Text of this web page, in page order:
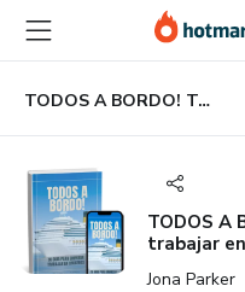
principal
página
de
página
TODOS A BORDO! Tu guía para empezar a trabajar en cruceros
TODOS A
trabajar
Jona Parker